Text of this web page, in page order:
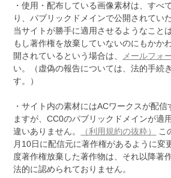
・使用・配布している画像素材は、すべ
り、パブリックドメインで公開されてい
当サイトが勝手に適用させるようなこと
もし著作権を放棄していないのにもかか
開されているという場合は、
メールフォ
い。（虚偽の報告については、法的手続
す。）
・サイト内の素材にはACワークスが配
ますが、CC0のパブリックドメインが適
違いありません。
（利用規約の抜粋）
こ
月10日に配信元に著作権があるように変
度著作権放棄した著作物は、それ以降著
法的に認められておりません。